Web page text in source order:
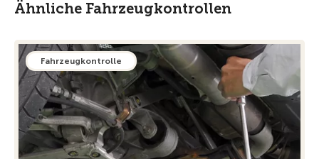
Ähnliche Fahrzeugkontrollen
Fahrzeugkontrolle